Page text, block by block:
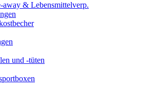
away & Lebensmittelverp.
und -tüten